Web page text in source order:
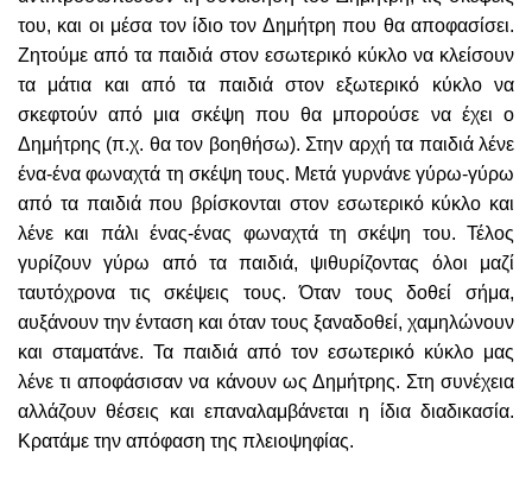
του, και οι μέσα τον ίδιο τον Δημήτρη που θα αποφασίσει.
Ζητούμε από τα παιδιά στον εσωτερικό κύκλο να κλείσουν
τα μάτια και από τα παιδιά στον εξωτερικό κύκλο να
σκεφτούν από μια σκέψη που θα μπορούσε να έχει ο
Δημήτρης (π.χ. θα τον βοηθήσω). Στην αρχή τα παιδιά λένε
ένα-ένα φωναχτά τη σκέψη τους. Μετά γυρνάνε γύρω-γύρω
από τα παιδιά που βρίσκονται στον εσωτερικό κύκλο και
λένε και πάλι ένας-ένας φωναχτά τη σκέψη του. Τέλος
γυρίζουν γύρω από τα παιδιά, ψιθυρίζοντας όλοι μαζί
ταυτόχρονα τις σκέψεις τους. Όταν τους δοθεί σήμα,
αυξάνουν την ένταση και όταν τους ξαναδοθεί, χαμηλώνουν
και σταματάνε. Τα παιδιά από τον εσωτερικό κύκλο μας
λένε τι αποφάσισαν να κάνουν ως Δημήτρης. Στη συνέχεια
αλλάζουν θέσεις και επαναλαμβάνεται η ίδια διαδικασία.
Κρατάμε την απόφαση της πλειοψηφίας.